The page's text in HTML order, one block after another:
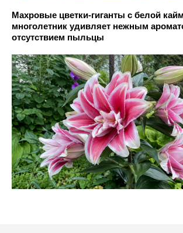
Махровые цветки-гиганты с белой
многолетник удивляет нежным
отсутствием пыльцы